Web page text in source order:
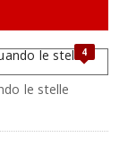
4
le stelle